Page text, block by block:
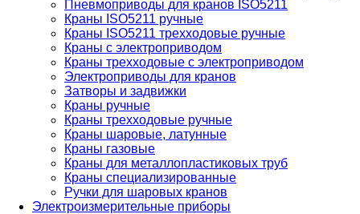
Пневмоприводы для кранов ISO5211
Краны ISO5211 ручные
Краны ISO5211 трехходовые ручные
Краны с электроприводом
Краны трехходовые с электроприводом
Электроприводы для кранов
Затворы и задвижки
Краны ручные
Краны трехходовые ручные
Краны шаровые, латунные
Краны газовые
Краны для металлопластиковых труб
Краны специализированные
Ручки для шаровых кранов
Электроизмерительные приборы